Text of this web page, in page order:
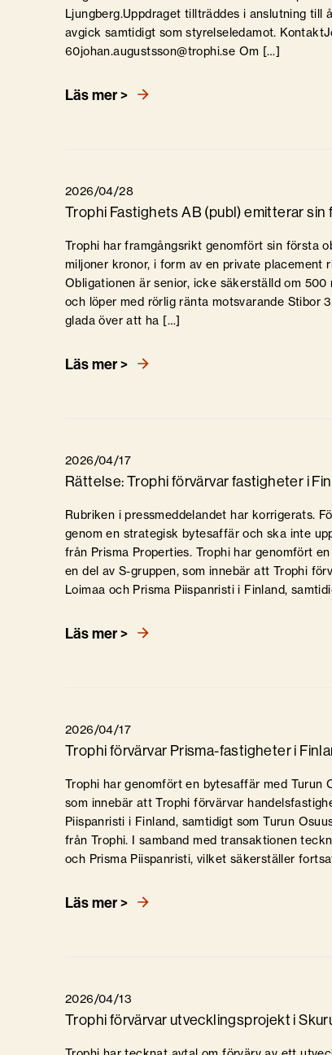
Ljungberg.Uppdraget tillträddes i anslutning till
avgick samtidigt som styrelseledamot.
60johan.augustsson@trophi.se Om […]
Läs mer >
2026/04/28
Trophi Fastighets AB (publ) emitterar sin
Trophi har framgångsrikt genomfört sin första
miljoner kronor, i form av en private placement
Obligationen är senior, icke säkerställd om
och löper med rörlig ränta motsvarande Stibor
glada över att ha […]
Läs mer >
2026/04/17
Rättelse: Trophi förvärvar fastigheter i
Rubriken i pressmeddelandet har korrigerats.
genom en strategisk bytesaffär och ska inte
från Prisma Properties. Trophi har genomfört
en del av S-gruppen, som innebär att Trophi
Loimaa och Prisma Piispanristi i Finland,
Läs mer >
2026/04/17
Trophi förvärvar Prisma-fastigheter i
Trophi har genomfört en bytesaffär med Turun
som innebär att Trophi förvärvar
Piispanristi i Finland, samtidigt som Turun
från Trophi. I samband med transaktionen
och Prisma Piispanristi, vilket säkerställer
Läs mer >
2026/04/13
Trophi förvärvar utvecklingsprojekt i